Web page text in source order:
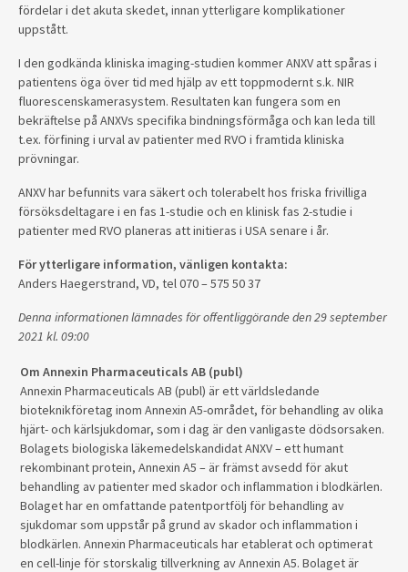
fördelar i det akuta skedet, innan ytterligare komplikationer
uppstått.
I den godkända kliniska imaging-studien kommer ANXV att spåras i
patientens öga över tid med hjälp av ett toppmodernt s.k. NIR
fluorescenskamerasystem. Resultaten kan fungera som en
bekräftelse på ANXVs specifika bindningsförmåga och kan leda till
t.ex. förfining i urval av patienter med RVO i framtida kliniska
prövningar.
ANXV har befunnits vara säkert och tolerabelt hos friska frivilliga
försöksdeltagare i en fas 1-studie och en klinisk fas 2-studie i
patienter med RVO planeras att initieras i USA senare i år.
För ytterligare information, vänligen kontakta:
Anders Haegerstrand, VD, tel 070 – 575 50 37
Denna informationen lämnades för offentliggörande den 29 september
2021 kl. 09:00
Om Annexin Pharmaceuticals AB (publ)
Annexin Pharmaceuticals AB (publ) är ett världsledande
bioteknikföretag inom Annexin A5-området, för behandling av olika
hjärt- och kärlsjukdomar, som i dag är den vanligaste dödsorsaken.
Bolagets biologiska läkemedelskandidat ANXV – ett humant
rekombinant protein, Annexin A5 – är främst avsedd för akut
behandling av patienter med skador och inflammation i blodkärlen.
Bolaget har en omfattande patentportfölj för behandling av
sjukdomar som uppstår på grund av skador och inflammation i
blodkärlen. Annexin Pharmaceuticals har etablerat och optimerat
en cell-linje för storskalig tillverkning av Annexin A5. Bolaget är